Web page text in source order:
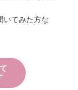
いてみた方な